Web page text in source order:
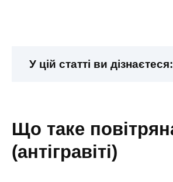
У цій статті ви дізнаєтеся:
що таке повітряна йога
(антігравіті)